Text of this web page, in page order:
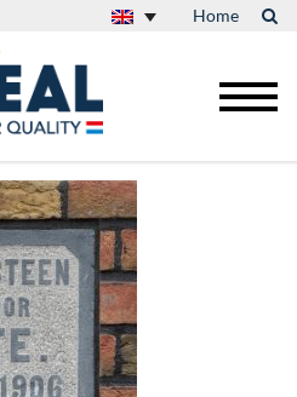
Home